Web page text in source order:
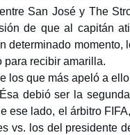
San José y The
de que al capitán
determinado
para recibir amarilla.
los que más apeló a
debió ser la
ese lado, el árbitro
vs. los del presidente